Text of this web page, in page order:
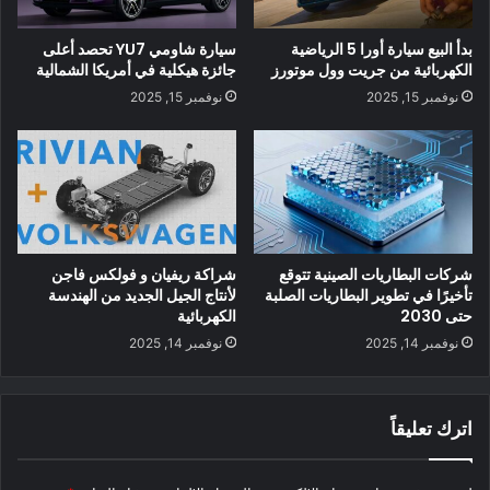
بدأ البيع سيارة أورا 5 الرياضية
الكهربائية من جريت وول موتورز
نوفمبر 15, 2025
سيارة شاومي YU7 تحصد أعلى
جائزة هيكلية في أمريكا الشمالية
نوفمبر 15, 2025
شركات البطاريات الصينية تتوقع
تأخيرًا في تطوير البطاريات الصلبة
حتى 2030
نوفمبر 14, 2025
شراكة ريفيان و فولكس فاجن
لأنتاج الجيل الجديد من الهندسة
الكهربائية
نوفمبر 14, 2025
اترك تعليقاً